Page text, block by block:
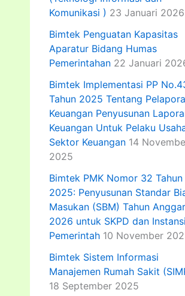
Komunikasi ) 23 Januari 2026
Bimtek Penguatan Kapasitas
Aparatur Bidang Humas
Pemerintahan 22 Januari
Bimtek Implementasi PP
Tahun 2025 Tentang
Keuangan Penyusunan
Keuangan Untuk Pelaku
Sektor Keuangan 14
2025
Bimtek PMK Nomor 32 Tahun
2025: Penyusunan Standar
Masukan (SBM) Tahun
2026 untuk SKPD dan Instansi
Pemerintah 10 November
Bimtek Sistem Informasi
Manajemen Rumah Sakit
18 September 2025